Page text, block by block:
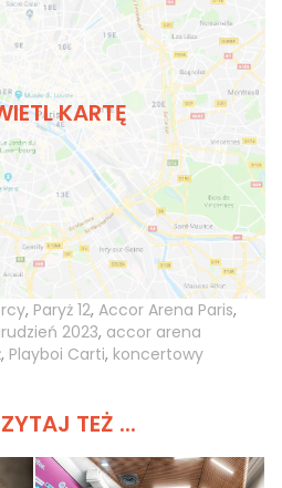
KARTĘ
, Paryż 12, Accor Arena Paris,
2023, accor arena
, Playboi Carti, koncertowy
TEŻ ...